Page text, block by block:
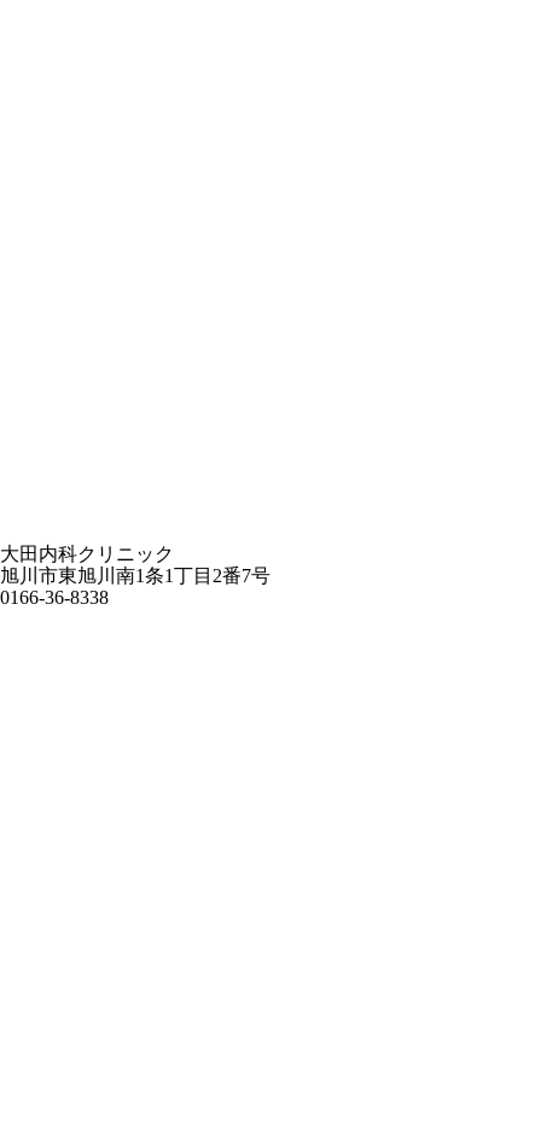
大田内科クリニック
旭川市東旭川南1条1丁目2番7号
0166-36-8338